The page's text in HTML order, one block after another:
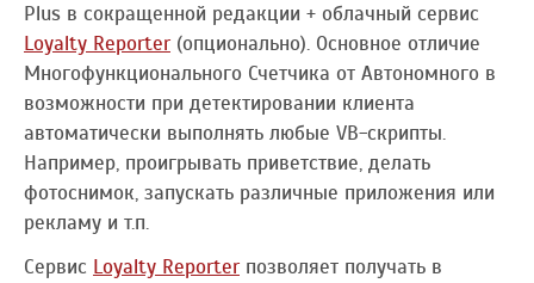
Plus в сокращенной редакции + облачный сервис
Loyalty Reporter (опционально). Основное отличие
Многофункционального Счетчика от Автономного в
возможности при детектировании клиента
автоматически выполнять любые VB-скрипты.
Например, проигрывать приветствие, делать
фотоснимок, запускать различные приложения или
рекламу и т.п.
Сервис Loyalty Reporter позволяет получать в